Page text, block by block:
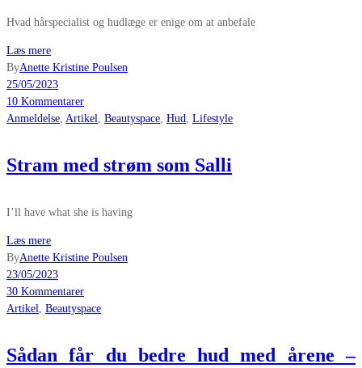
Hvad hårspecialist og hudlæge er enige om at anbefale
Læs mere
ByAnette Kristine Poulsen
25/05/2023
10 Kommentarer
Anmeldelse, Artikel, Beautyspace, Hud, Lifestyle
Stram med strøm som Salli
I’ll have what she is having
Læs mere
ByAnette Kristine Poulsen
23/05/2023
30 Kommentarer
Artikel, Beautyspace
Sådan får du bedre hud med årene –